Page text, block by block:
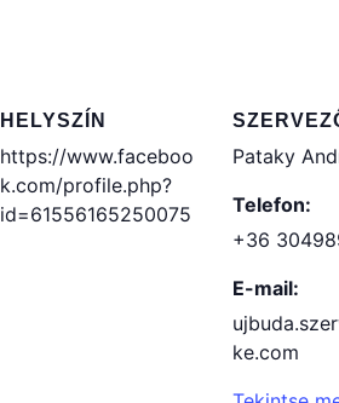
HELYSZÍN
https://www.faceboo
k.com/profile.php?
id=61556165250075
Pataky
Telefon:
+36
E-mail:
ke.com